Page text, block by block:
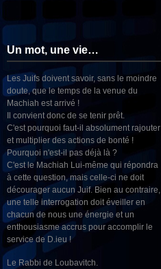
Un mot, une vie…
Les Juifs doivent savoir, sans le moindre
doute, que le temps de la venue du
Machiah est arrivé !
Il convient donc de se tenir prêt.
C'est pourquoi faut-il absolument rajouter
et multiplier des actions de bonté !
Pourquoi n'est-il pas déjà là ?
C'est le Machiah Lui-même qui répondra
à cette question, mais celle-ci ne doit
décourager aucun Juif. Bien au contraire,
une telle interrogation doit éveiller en
chacun de nous une énergie et un
enthousiasme accrus pour accomplir le
service de D.ieu !
Le Rabbi de Loubavitch.